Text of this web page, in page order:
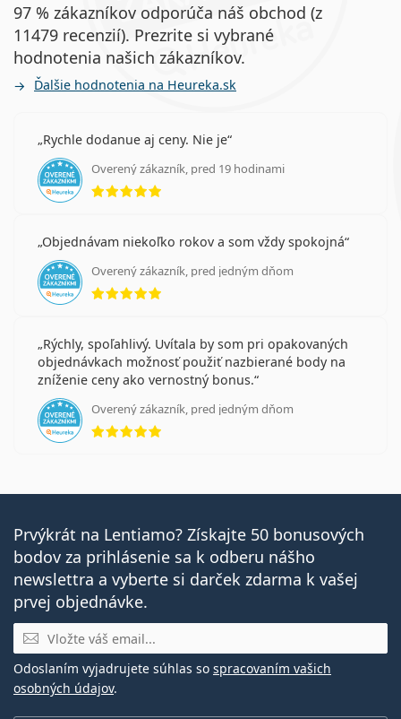
97 % zákazníkov odporúča náš obchod (z
11479 recenzií). Prezrite si vybrané
hodnotenia našich zákazníkov.
Ďalšie hodnotenia na Heureka.sk
Rychle dodanue aj ceny. Nie je
Overený zákazník, pred 19 hodinami
hodnotenie 5 z 5
Objednávam niekoľko rokov a som vždy spokojná
Overený zákazník, pred jedným dňom
hodnotenie 5 z 5
Rýchly, spoľahlivý. Uvítala by som pri opakovaných
objednávkach možnosť použiť nazbierané body na
zníženie ceny ako vernostný bonus.
Overený zákazník, pred jedným dňom
hodnotenie 5 z 5
Prvýkrát na Lentiamo? Získajte 50 bonusových
bodov za prihlásenie sa k odberu nášho
newslettra a vyberte si darček zdarma k vašej
prvej objednávke.
E-mail
Odoslaním vyjadrujete súhlas so spracovaním vašich
osobných údajov.